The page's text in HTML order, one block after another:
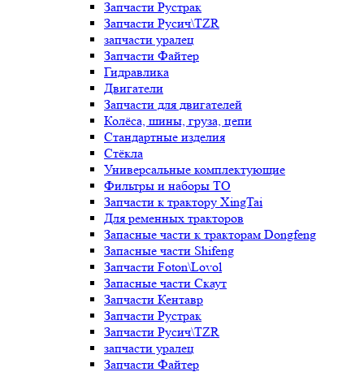
Запчасти Рустрак
Запчасти Русич\TZR
запчасти уралец
Запчасти Файтер
Гидравлика
Двигатели
Запчасти для двигателей
Колёса, шины, груза, цепи
Стандартные изделия
Стёкла
Универсальные комплектующие
Фильтры и наборы ТО
Запчасти к трактору XingTai
Для ременных тракторов
Запасные части к тракторам Dongfeng
Запасные части Shifeng
Запчасти Foton\Lovol
Запасные части Скаут
Запчасти Кентавр
Запчасти Рустрак
Запчасти Русич\TZR
запчасти уралец
Запчасти Файтер